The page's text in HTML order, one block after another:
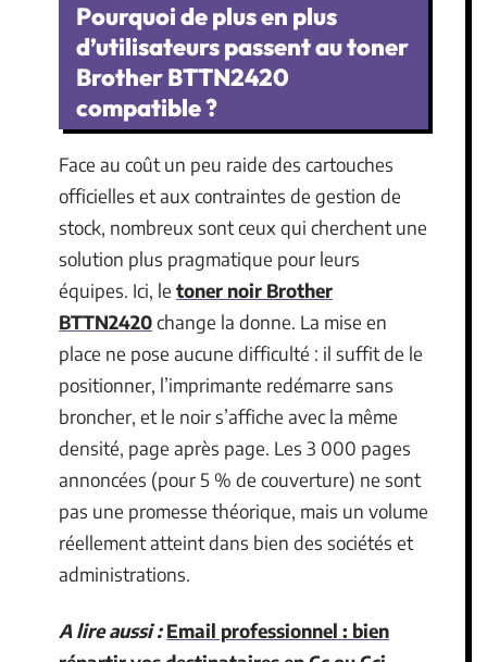
Pourquoi de plus en plus
d’utilisateurs passent au toner
Brother BTTN2420
compatible ?
Face au coût un peu raide des cartouches
officielles et aux contraintes de gestion de
stock, nombreux sont ceux qui cherchent une
solution plus pragmatique pour leurs
équipes. Ici, le toner noir Brother
BTTN2420change la donne. La mise en
place ne pose aucune difficulté : il suffit de le
positionner, l’imprimante redémarre sans
broncher, et le noir s’affiche avec la même
densité, page après page. Les 3 000 pages
annoncées (pour 5 % de couverture) ne sont
pas une promesse théorique, mais un volume
réellement atteint dans bien des sociétés et
administrations.
A lire aussi : Email professionnel : bien